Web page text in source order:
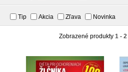
Tip Akcia Zľava Novinka
Zobrazené produkty 1 - 2